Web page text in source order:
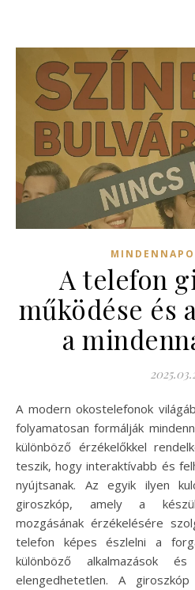
A telefon
működése és
a
A modern okostelefonok világában a technológiai újítások
folyamatosan formálják
különböző érzékelőkkel
teszik, hogy interaktívabb és
nyújtsanak. Az egyik ilyen
giroszkóp, amely a
mozgásának érzékelésére
telefon képes észlelni a
különböző alkalmazások
elengedhetetlen. A